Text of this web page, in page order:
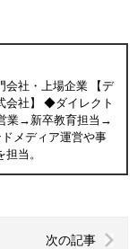
会社・上場企業 【デ
会社】 ◆ダイレクト
業→新卒教育担当→
メディア運営や事
当。
次の記事